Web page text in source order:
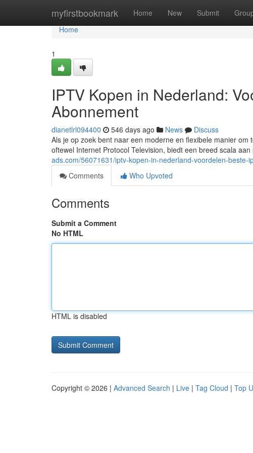
myfirstbookmark Home New Submit
Home
Home
1
IPTV Kopen in Nederland:
Abonnement
dianetlrl094400 546 days ago News
Discuss
Als je op zoek bent naar een moderne en flexibele manier
oftewel Internet Protocol Television, biedt een breed scala
ads.com/56071631/iptv-kopen-in-nederland-voordelen-beste-
Comments
Who Upvoted
Comments
Submit a Comment
No HTML
HTML is disabled
Copyright © 2026 | Advanced Search | Live | Tag Cloud | Top